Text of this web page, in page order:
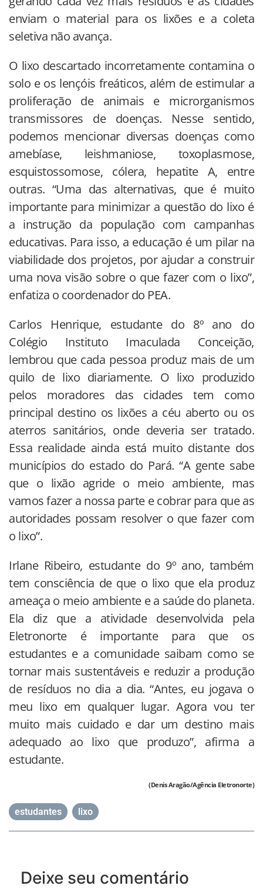
enviam o material para os lixões e a coleta
seletiva não avança.
O lixo descartado incorretamente contamina o
solo e os lençóis freáticos, além de estimular a
proliferação de animais e microrganismos
transmissores de doenças. Nesse sentido,
podemos mencionar diversas doenças como
amebíase, leishmaniose, toxoplasmose,
esquistossomose, cólera, hepatite A, entre
outras. “Uma das alternativas, que é muito
importante para minimizar a questão do lixo é
a instrução da população com campanhas
educativas. Para isso, a educação é um pilar na
viabilidade dos projetos, por ajudar a construir
uma nova visão sobre o que fazer com o lixo”,
enfatiza o coordenador do PEA.
Carlos Henrique, estudante do 8º ano do
Colégio Instituto Imaculada Conceição,
lembrou que cada pessoa produz mais de um
quilo de lixo diariamente. O lixo produzido
pelos moradores das cidades tem como
principal destino os lixões a céu aberto ou os
aterros sanitários, onde deveria ser tratado.
Essa realidade ainda está muito distante dos
municípios do estado do Pará. “A gente sabe
que o lixão agride o meio ambiente, mas
vamos fazer a nossa parte e cobrar para que as
autoridades possam resolver o que fazer com
o lixo”.
Irlane Ribeiro, estudante do 9º ano, também
tem consciência de que o lixo que ela produz
ameaça o meio ambiente e a saúde do planeta.
Ela diz que a atividade desenvolvida pela
Eletronorte é importante para que os
estudantes e a comunidade saibam como se
tornar mais sustentáveis e reduzir a produção
de resíduos no dia a dia. “Antes, eu jogava o
meu lixo em qualquer lugar. Agora vou ter
muito mais cuidado e dar um destino mais
adequado ao lixo que produzo”, afirma a
estudante.
(Denis Aragão/Agência Eletronorte)
estudantes lixo
Deixe seu comentário